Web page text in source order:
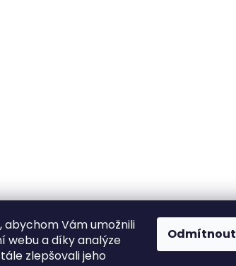
abychom Vám umožnili
webu a díky analýze
zlepšovali jeho
Odmítnout